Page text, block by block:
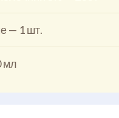
— 1 шт.
мл